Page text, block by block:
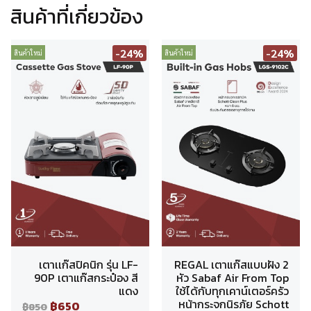
สินค้าที่เกี่ยวข้อง
สินค้าใหม่ -24%
เตาเเก๊สปิคนิก รุ่น LF-
90P เตาแก๊สกระป๋อง สี
แดง
฿850 ฿650
สินค้าใหม่ -24%
REGAL เตาแก๊สแบบฝัง 2
หัว Sabaf Air From Top
ใช้ได้กับทุกเคาน์เตอร์ครัว
หน้ากระจกนิรภัย Schott